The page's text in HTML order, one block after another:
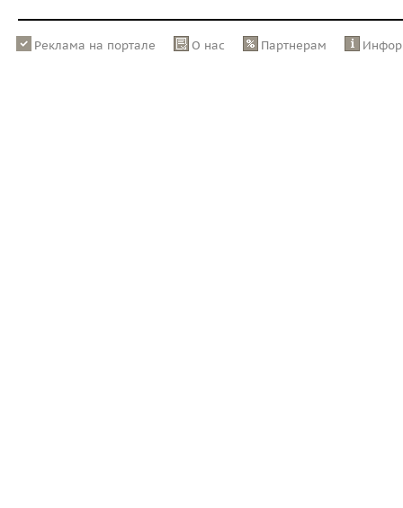
Реклама на портале О нас Партнерам